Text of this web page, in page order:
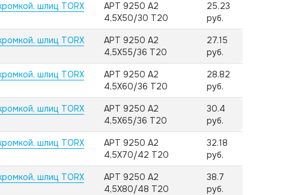
шлиц TORX
АРТ 9250 А2
4,5X50/30 T20
25.23
руб.
шлиц TORX
АРТ 9250 А2
4,5X55/36 T20
27.15
руб.
шлиц TORX
АРТ 9250 А2
4,5X60/36 T20
28.82
руб.
шлиц TORX
АРТ 9250 А2
4,5X65/36 T20
30.4
руб.
шлиц TORX
АРТ 9250 А2
4,5X70/42 T20
32.18
руб.
шлиц TORX
АРТ 9250 А2
4,5X80/48 T20
38.7
руб.